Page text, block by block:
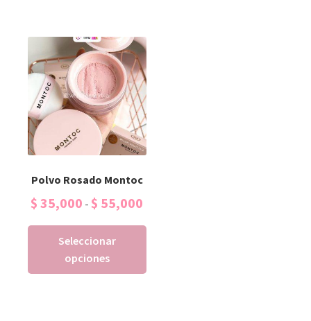
Polvo Rosado Montoc
$ 35,000 - $ 55,000
Seleccionar
opciones